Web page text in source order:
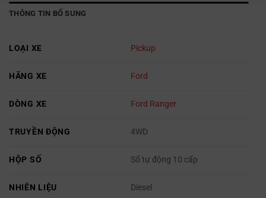
THÔNG TIN BỔ SUNG
LOẠI XE Pickup
HÃNG XE Ford
DÒNG XE Ford Ranger
TRUYỀN ĐỘNG 4WD
HỘP SỐ Số tự động 10 cấp
NHIÊN LIỆU Diesel